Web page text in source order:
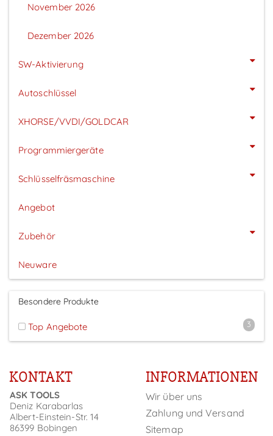
November 2026
Dezember 2026
SW-Aktivierung
Autoschlüssel
XHORSE/VVDI/GOLDCAR
Programmiergeräte
Schlüsselfräsmaschine
Angebot
Zubehör
Neuware
Besondere Produkte
3
Top Angebote
KONTAKT
ASK TOOLS
Deniz Karabarlas
Albert-Einstein-Str. 14
86399 Bobingen
INFORMATIONEN
Wir über uns
Zahlung und Versand
Sitemap